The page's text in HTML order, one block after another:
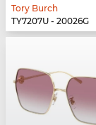
Tory Burch
TY7207U - 20026G